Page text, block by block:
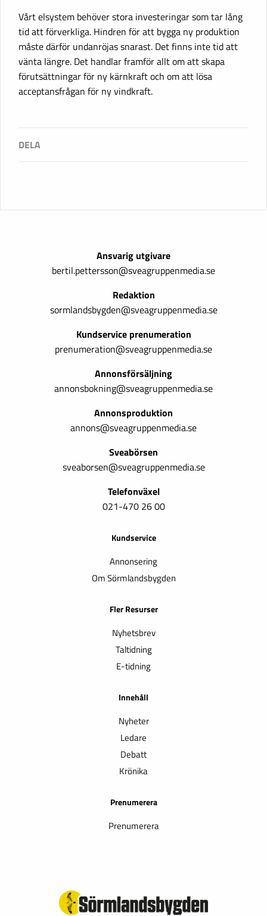
Vårt elsystem behöver stora investeringar som tar lång
tid att förverkliga. Hindren för att bygga ny produktion
måste därför undanröjas snarast. Det finns inte tid att
vänta längre. Det handlar framför allt om att skapa
förutsättningar för ny kärnkraft och om att lösa
acceptansfrågan för ny vindkraft.
Ansvarig utgivare
bertil.pettersson@sveagruppenmedia.se
Redaktion
sormlandsbygden@sveagruppenmedia.se
Kundservice prenumeration
prenumeration@sveagruppenmedia.se
Annonsförsäljning
annonsbokning@sveagruppenmedia.se
Annonsproduktion
annons@sveagruppenmedia.se
Sveabörsen
sveaborsen@sveagruppenmedia.se
Telefonväxel
021-470 26 00
Kundservice
Annonsering
Om Sörmlandsbygden
Fler Resurser
Nyhetsbrev
Taltidning
E-tidning
Innehåll
Nyheter
Ledare
Debatt
Krönika
Prenumerera
Prenumerera